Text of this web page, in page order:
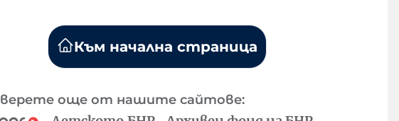
Към начална страница
още от нашите сайтове: